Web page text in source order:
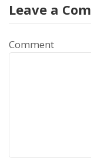
Leave a
Comment